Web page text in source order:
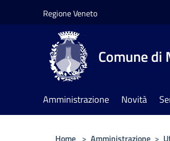
Regione Veneto
Comune di
Amministrazione Novità
Home > Amministrazione >